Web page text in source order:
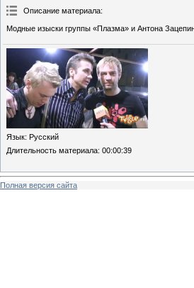
Описание материала:
Модные изыски группы «Плазма» и Антона
Язык: Русский
Длительность материала: 00:00:39
Полная версия сайта